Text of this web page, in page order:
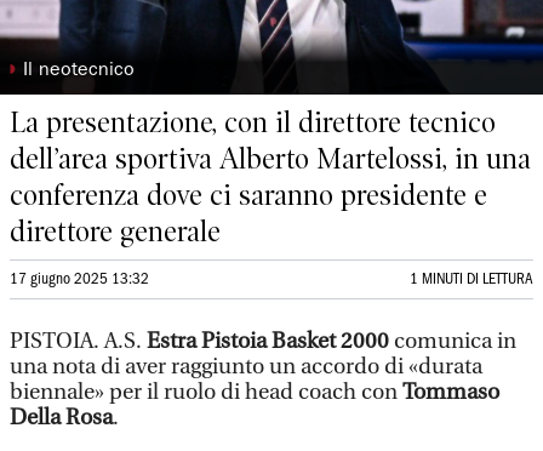
◗ Il neotecnico
La presentazione, con il direttore tecnico
dell’area sportiva Alberto Martelossi, in una
conferenza dove ci saranno presidente e
direttore generale
17 giugno 2025 13:32 1 MINUTI DI LETTURA
PISTOIA. A.S. Estra Pistoia Basket 2000 comunica in
una nota di aver raggiunto un accordo di «durata
biennale» per il ruolo di head coach conTommaso
Della Rosa.